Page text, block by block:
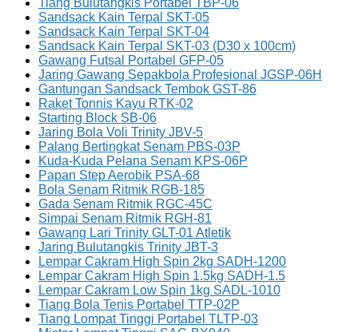
Sandsack Kain Terpal SKT-05
Sandsack Kain Terpal SKT-04
Sandsack Kain Terpal SKT-03 (D30 x 100cm)
Gawang Futsal Portabel GFP-05
Jaring Gawang Sepakbola Profesional JGSP-06H
Gantungan Sandsack Tembok GST-86
Raket Tonnis Kayu RTK-02
Starting Block SB-06
Jaring Bola Voli Trinity JBV-5
Palang Bertingkat Senam PBS-03P
Kuda-Kuda Pelana Senam KPS-06P
Papan Step Aerobik PSA-68
Bola Senam Ritmik RGB-185
Gada Senam Ritmik RGC-45C
Simpai Senam Ritmik RGH-81
Gawang Lari Trinity GLT-01 Atletik
Jaring Bulutangkis Trinity JBT-3
Lempar Cakram High Spin 2kg SADH-1200
Lempar Cakram High Spin 1.5kg SADH-1.5
Lempar Cakram Low Spin 1kg SADL-1010
Tiang Bola Tenis Portabel TTP-02P
Tiang Lompat Tinggi Portabel TLTP-03